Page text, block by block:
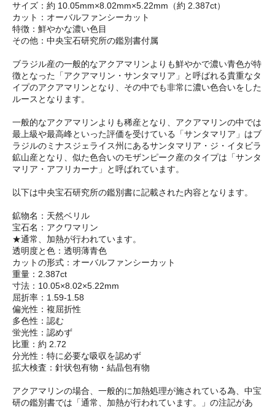
サイズ：約 10.05mm×8.02mm×5.22mm（約 2.387ct）
カット：オーバルファンシーカット
特徴：鮮やかな濃い色目
その他：中央宝石研究所の鑑別書付属
ブラジル産の一般的なアクアマリンよりも鮮やかで濃い青色が特
徴となった「アクアマリン・サンタマリア」と呼ばれる貴重なタ
イプのアクアマリンとなり、その中でも非常に濃い色合いをした
ルースとなります。
一般的なアクアマリンよりも稀産となり、アクアマリンの中では
最上級や最高峰といった評価を受けている「サンタマリア」はブ
ラジルのミナスジェライス州にあるサンタマリア・ジ・イタビラ
鉱山産となり、似た色合いのモザンピーク産のタイプは「サンタ
マリア・アフリカーナ」と呼ばれています。
以下は中央宝石研究所の鑑別書に記載された内容となります。
鉱物名：天然ベリル
宝石名：アクワマリン
★通常、加熱が行われています。
透明度と色：透明薄青色
カットの形式：オーバルファンシーカット
重量：2.387ct
寸法：10.05×8.02×5.22mm
屈折率：1.59-1.58
偏光性：複屈折性
多色性：認む
蛍光性：認めず
比重：約 2.72
分光性：特に必要な吸収を認めず
拡大検査：針状包有物・結晶包有物
アクアマリンの場合、一般的に加熱処理が施されている為、中宝
研の鑑別書では「通常、加熱が行われています。」の注記があ